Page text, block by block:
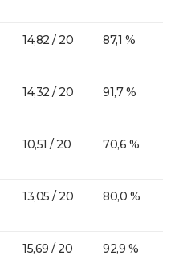
14,82 / 20 87,1 %
14,32 / 20 91,7 %
10,51 / 20 70,6 %
13,05 / 20 80,0 %
15,69 / 20 92,9 %